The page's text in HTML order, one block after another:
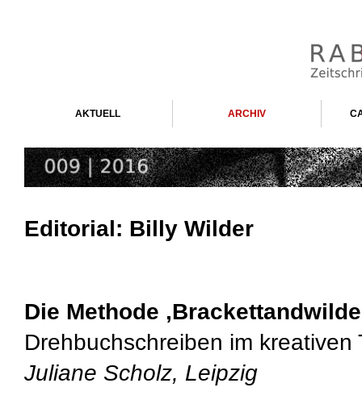
AKTUELL ARCHIV
Editorial: Billy Wilder
Die Methode
Drehbuchschreiben im kreativen
Juliane Scholz, Leipzig